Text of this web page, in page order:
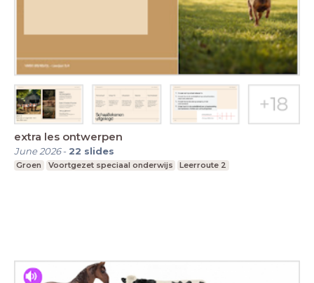
extra les ontwerpen
June 2026- 22 slides
Groen Voortgezet speciaal onderwijs Leerroute 2